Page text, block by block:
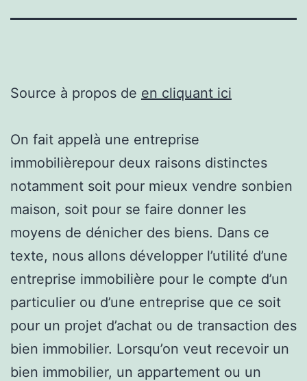
Source à propos de en cliquant ici
On fait appelà une entreprise
immobilièrepour deux raisons distinctes
notamment soit pour mieux vendre sonbien
maison, soit pour se faire donner les
moyens de dénicher des biens. Dans ce
texte, nous allons développer l’utilité d’une
entreprise immobilière pour le compte d’un
particulier ou d’une entreprise que ce soit
pour un projet d’achat ou de transaction des
bien immobilier. Lorsqu’on veut recevoir un
bien immobilier, un appartement ou un